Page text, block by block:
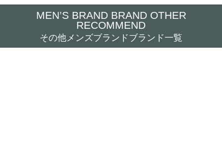
MEN’S BRAND BRAND OTHER
RECOMMEND
その他メンズブランドブランド一覧